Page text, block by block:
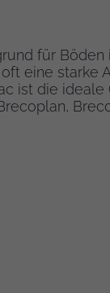
für
eine starke
ist die